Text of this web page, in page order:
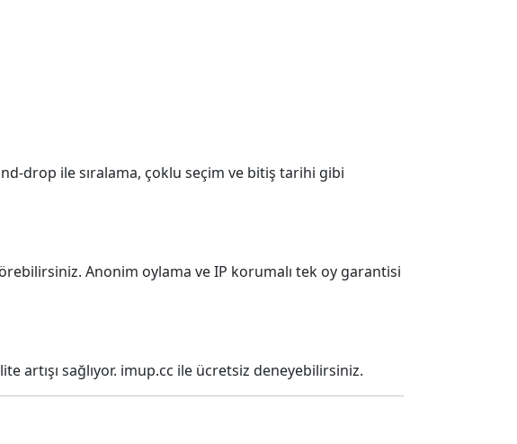
drop ile sıralama, çoklu seçim ve bitiş tarihi gibi
Anonim oylama ve IP korumalı tek oy garantisi
artışı sağlıyor. imup.cc ile ücretsiz deneyebilirsiniz.